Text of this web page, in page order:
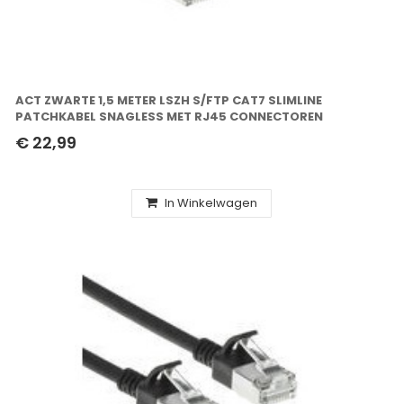
ACT ZWARTE 1,5 METER LSZH S/FTP CAT7 SLIMLINE
PATCHKABEL SNAGLESS MET RJ45 CONNECTOREN
€ 22,99
In Winkelwagen